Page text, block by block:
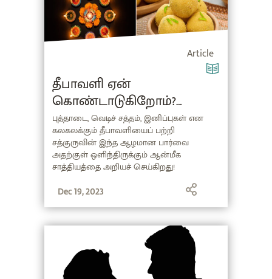
Article
தீபாவளி ஏன்
கொண்டாடுகிறோம்?
(Deepavali in Tamil)
புத்தாடை, வெடிச் சத்தம், இனிப்புகள் என
கலகலக்கும் தீபாவளியைப் பற்றி
சத்குருவின் இந்த ஆழமான பார்வை
அதற்குள் ஒளிந்திருக்கும் ஆன்மீக
சாத்தியத்தை அறியச் செய்கிறது!
Dec 19, 2023